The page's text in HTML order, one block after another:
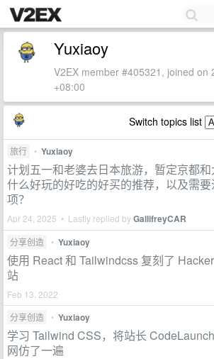
Yuxiaoy
V2EX member #405321, joined on
+08:00
Switch topics list
旅行 • Yuxiaoy
计划五一和老婆去日本旅游，暂定京都
什么好玩的好吃的好买的推荐，以及需
项？
Apr 24, 2025 • Lastly replied byGallifreyCAR
分享创造 • Yuxiaoy
使用 React 和 Tailwindcss 复刻了
站
Feb 13, 2022
分享创造
• Yuxiaoy
学习 Tailwind CSS，将站长
网仿了一遍